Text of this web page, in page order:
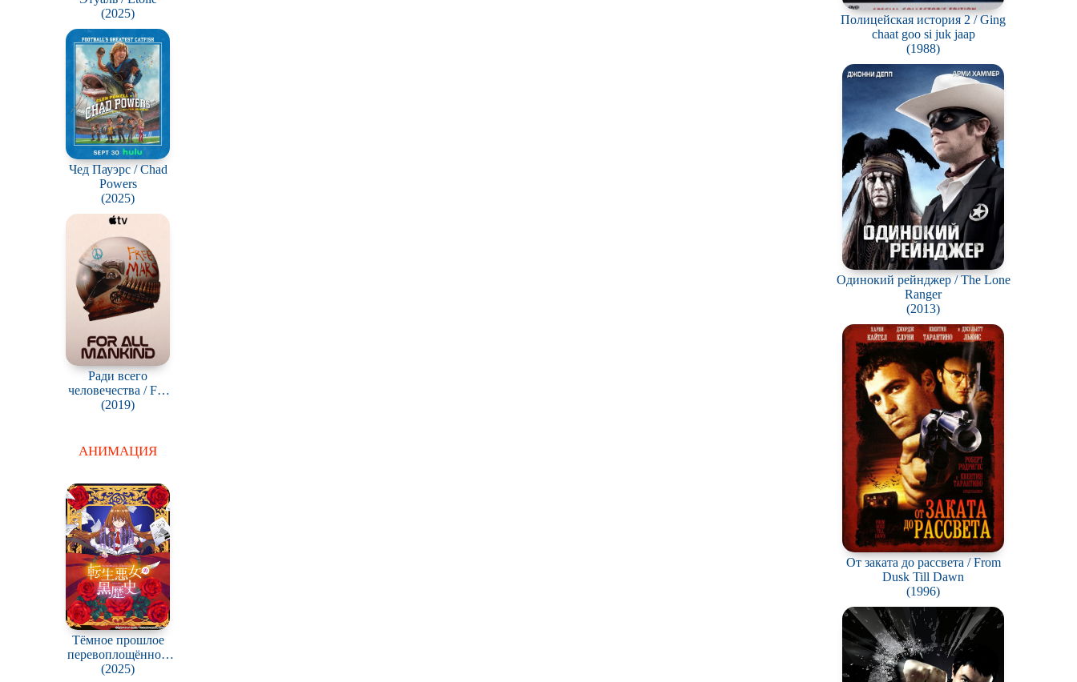
(2025)
Чед Пауэрс / Chad
Powers
(2025)
Ради всего
человечества / For
All Mankind
(2019)
АНИМАЦИЯ
Тёмное прошлое
перевоплощённой
злодейки / Tensei
(2025)
Полицейская история 2 / Ging
chaat goo si juk jaap
(1988)
Одинокий рейнджер / The Lone
Ranger
(2013)
От заката до рассвета / From
Dusk Till Dawn
(1996)